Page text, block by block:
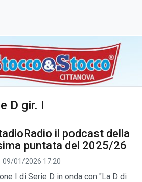
D gir. I
il podcast della
puntata del 2025/26
09/01/2026 17:20
I di Serie D in onda con "La D di